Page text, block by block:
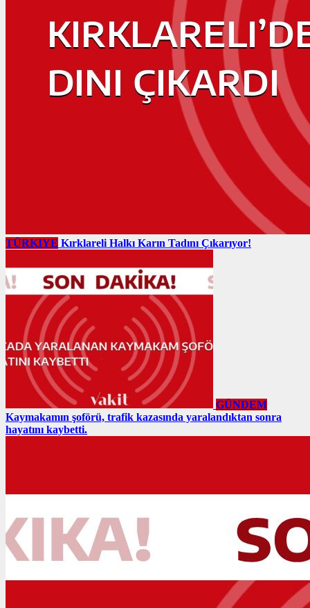
TÜRKIYE Kırklareli Halkı Karın Tadını Çıkarıyor!
GÜNDEM
Kaymakamın şoförü, trafik kazasında yaralandıktan sonra
hayatını kaybetti.